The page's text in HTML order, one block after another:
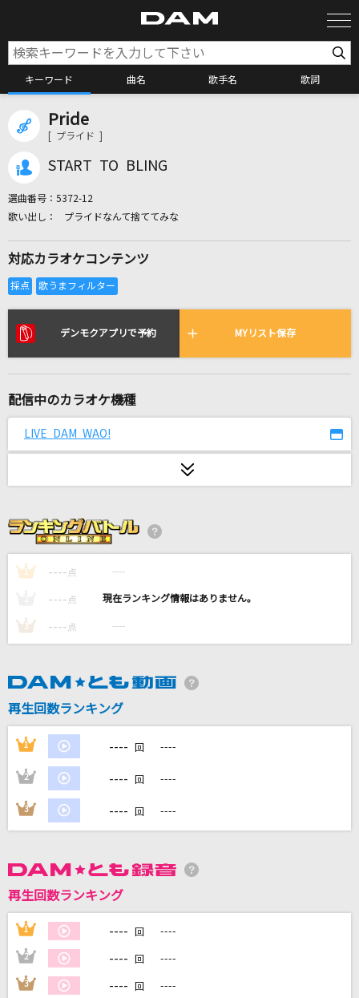
キーワード 曲名 歌手名 歌詞
リアルタイムで歌われている曲の一覧
今夜月の見える丘に
[生音]ガリレオは恋をする
眠り姫
SEKAI NO OWARI(世界の終わり)
緑黄色社会
バルーン
逃げ水
乃木坂46
夢がはじまる
Little Glee Monster
美空ひばり
遠く遠く
槇原敬之(Makihara)
Pride
[ プライド ]
START TO BLING
選曲番号： 5372-12
プライドなんて捨ててみな
対応カラオケコンテンツ
デンモクアプリで予約 MYリスト保存
配信中のカラオケ機種
LIVE DAM WAO!
1 ---- 点 ----
---- 点 ----
3 ---- 点 ----
再生回数ランキング
1 ---- 回 ----
2 ---- 回 ----
3 ---- 回 ----
再生回数ランキング
1 ---- 回 ----
2 ---- 回 ----
3 ---- 回 ----